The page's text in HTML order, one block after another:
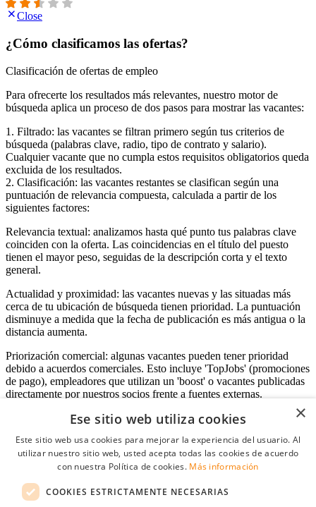
Close
¿Cómo clasificamos las ofertas?
Clasificación de ofertas de empleo
Para ofrecerte los resultados más relevantes, nuestro motor de
búsqueda aplica un proceso de dos pasos para mostrar las vacantes:
1. Filtrado: las vacantes se filtran primero según tus criterios de
búsqueda (palabras clave, radio, tipo de contrato y salario).
Cualquier vacante que no cumpla estos requisitos obligatorios queda
excluida de los resultados.
2. Clasificación: las vacantes restantes se clasifican según una
puntuación de relevancia compuesta, calculada a partir de los
siguientes factores:
Relevancia textual: analizamos hasta qué punto tus palabras clave
coinciden con la oferta. Las coincidencias en el título del puesto
tienen el mayor peso, seguidas de la descripción corta y el texto
general.
Actualidad y proximidad: las vacantes nuevas y las situadas más
cerca de tu ubicación de búsqueda tienen prioridad. La puntuación
disminuye a medida que la fecha de publicación es más antigua o la
distancia aumenta.
Priorización comercial: algunas vacantes pueden tener prioridad
debido a acuerdos comerciales. Esto incluye 'TopJobs' (promociones
de pago), empleadores que utilizan un 'boost' o vacantes publicadas
directamente por nuestros socios frente a fuentes externas.
Acceso empresas
Contraseña
×
Ese sitio web utiliza cookies
Este sitio web usa cookies para mejorar la experiencia del usuario. Al
utilizar nuestro sitio web, usted acepta todas las cookies de acuerdo
con nuestra Política de cookies. Más información
COOKIES ESTRICTAMENTE NECESARIAS